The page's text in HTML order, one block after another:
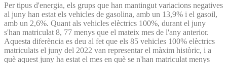
Per tipus d'energia, els grups que han mantingut variacions negatives
al juny han estat els vehicles de gasolina, amb un 13,9% i el gasoil,
amb un 2,6%. Quant als vehicles elèctrics 100%, durant el juny
s'han matriculat 8, 77 menys que el mateix mes de l'any anterior.
Aquesta diferència es deu al fet que els 85 vehicles 100% elèctrics
matriculats el juny del 2022 van representar el màxim històric, i a
què aquest juny ha estat el mes en què se n'han matriculat menys